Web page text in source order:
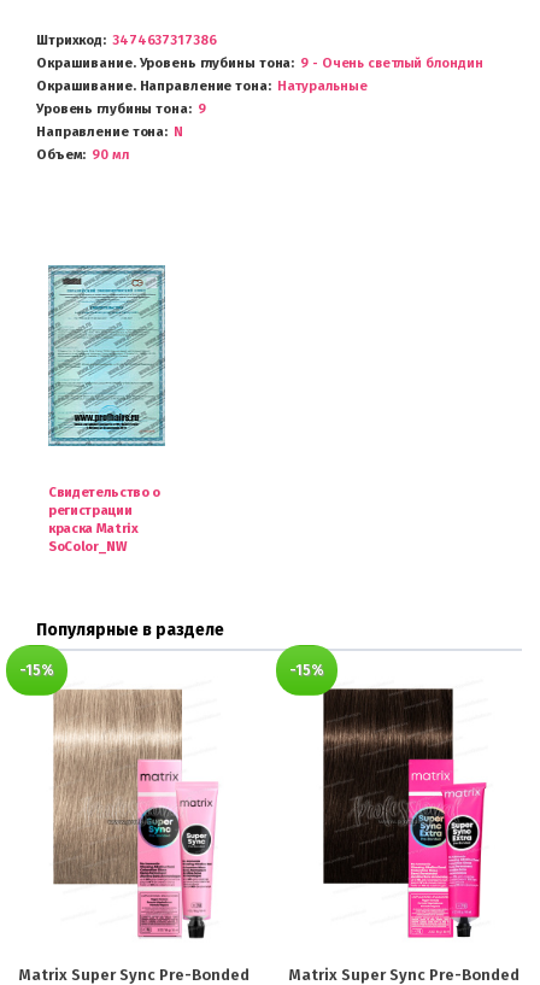
Штрихкод
3474637317386
Окрашивание. Уровень глубины тона
9 - Очень светлый блондин
Окрашивание. Направление тона
Натуральные
Уровень глубины тона
9
Направление тона
N
Объем
90 мл
Свидетельство о
регистрации
краска Matrix
SoColor_NW
Популярные в разделе
-15%
Matrix Super Sync Pre-Bonded
-15%
Matrix Super Sync Pre-Bonded